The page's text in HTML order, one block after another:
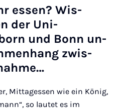
es­sen? Wis­
der Uni­
und Bonn un­
zwis­
Mittagessen wie ein König,
so lautet es im